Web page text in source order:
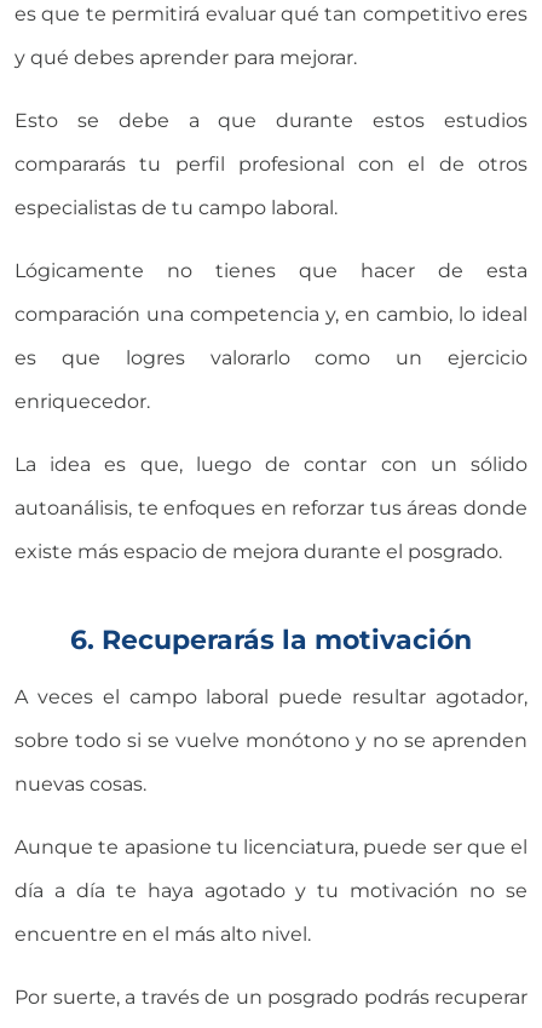
es que te permitirá evaluar qué tan competitivo eres
y qué debes aprender para mejorar.
Esto se debe a que durante estos estudios
compararás tu perfil profesional con el de otros
especialistas de tu campo laboral.
Lógicamente no tienes que hacer de esta
comparación una competencia y, en cambio, lo ideal
es que logres valorarlo como un ejercicio
enriquecedor.
La idea es que, luego de contar con un sólido
autoanálisis, te enfoques en reforzar tus áreas donde
existe más espacio de mejora durante el posgrado.
6. Recuperarás la motivación
A veces el campo laboral puede resultar agotador,
sobre todo si se vuelve monótono y no se aprenden
nuevas cosas.
Aunque te apasione tu licenciatura, puede ser que el
día a día te haya agotado y tu motivación no se
encuentre en el más alto nivel.
Por suerte, a través de un posgrado podrás recuperar